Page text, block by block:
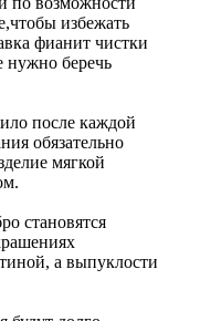
избежать
фианит чистки
нужно беречь
после каждой
обязательно
мягкой
становятся
а выпуклости